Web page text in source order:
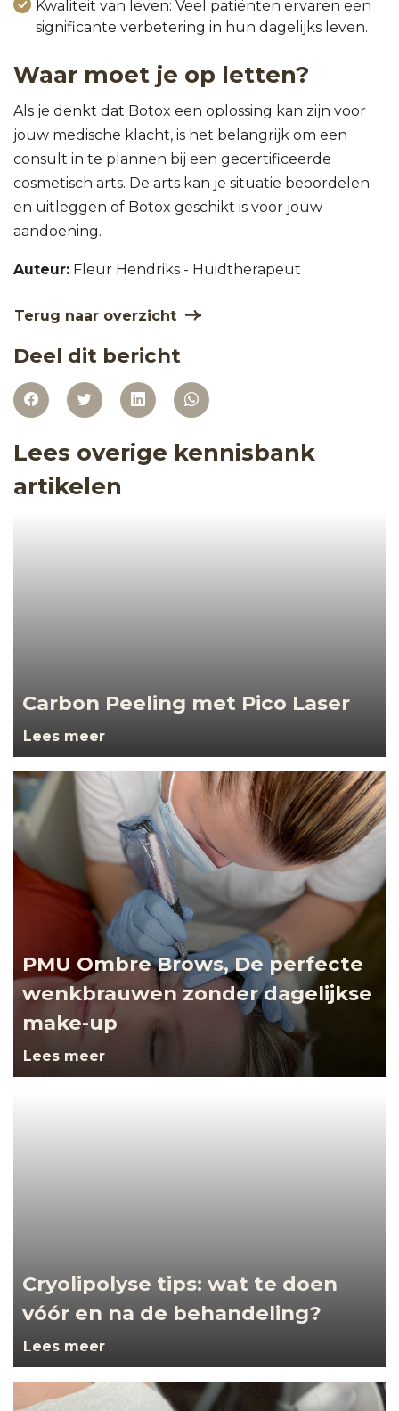
Kwaliteit van leven: Veel patiënten ervaren een
significante verbetering in hun dagelijks leven.
Waar moet je op letten?
Als je denkt dat Botox een oplossing kan zijn voor
jouw medische klacht, is het belangrijk om een
consult in te plannen bij een gecertificeerde
cosmetisch arts. De arts kan je situatie beoordelen
en uitleggen of Botox geschikt is voor jouw
aandoening.
Auteur: Fleur Hendriks - Huidtherapeut
Terug naar overzicht
Deel dit bericht
Lees overige kennisbank
artikelen
Carbon Peeling met Pico Laser
Lees meer
PMU Ombre Brows, De perfecte
wenkbrauwen zonder dagelijkse
make-up
Lees meer
Cryolipolyse tips: wat te doen
vóór en na de behandeling?
Lees meer